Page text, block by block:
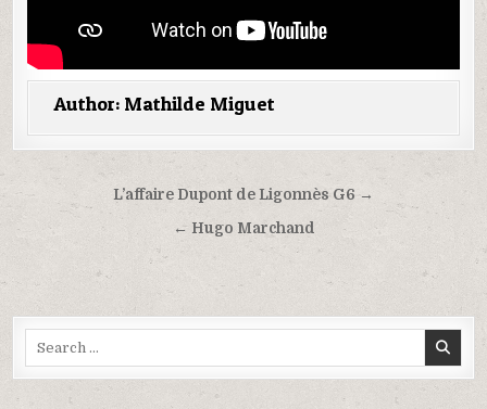
Author: Mathilde Miguet
Navigation
de
L’affaire Dupont de Ligonnès G6 →
← Hugo Marchand